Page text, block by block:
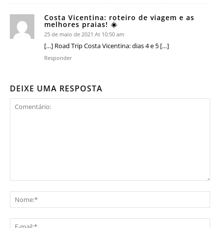
Costa Vicentina: roteiro de viagem e as
melhores praias! ☀️
25 de maio de 2021 At 10:50 am
[…] Road Trip Costa Vicentina: dias 4 e 5 […]
Responder
DEIXE UMA RESPOSTA